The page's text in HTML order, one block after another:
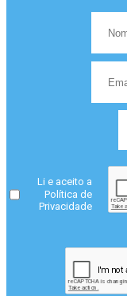
Li e aceito a
Política de
Privacidade